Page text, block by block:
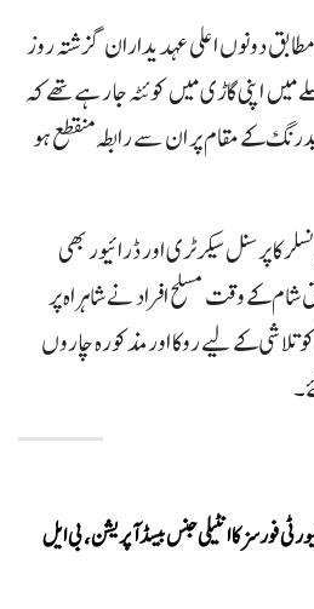
مطابق دونوں اعلی عہدیداران گزشتہ روز
میں اپنی گاڑی میں کوئٹہ جا رہے تھے کہ
کے مقام پر ان سے رابطہ منقطع ہو
کا پرسنل سیکرٹری اور ڈرائیور بھی
کے وقت مسلح افراد نے شاہراہ پر
تلاشی کے لیے روکا اور مذکورہ چاروں
فورسز کا انٹیلی جنس بیسڈ آپریشن، بی ایل